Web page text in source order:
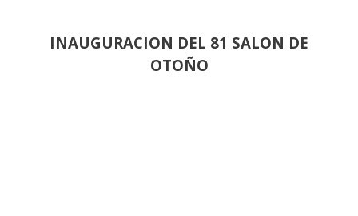
INAUGURACION DEL 81 SALON DE
OTOÑO